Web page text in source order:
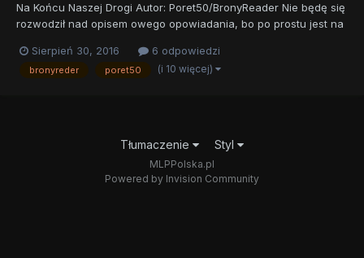
Na Końcu Naszej Drogi Autor: Poret50/BronyReader Nie będę się
rozwodził nad opisem owego opowiadania, bo po prostu jest na
powiedziałbyś swojej ukochanej czy też ukochanemu, gdybyś
wiedział/a że za pięć minut...
Sierpień 30, 2016 6 odpowiedzi
bronyreder poret50 (i 10 więcej)
Tłumaczenie Styl
MLPPolska.pl
Powered by Invision Community